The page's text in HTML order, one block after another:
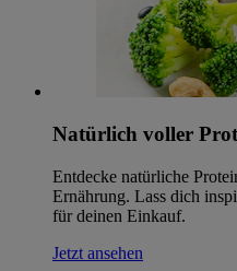
Natürlich voller
Entdecke natürliche
Ernährung. Lass dich
für deinen Einkauf.
Jetzt ansehen